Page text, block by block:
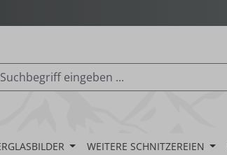
WEITERE SCHNITZEREIEN